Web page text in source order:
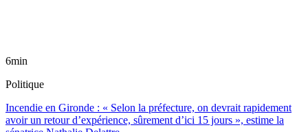
6min
Politique
Incendie en Gironde : « Selon la préfecture, on devrait rapidement
avoir un retour d’expérience, sûrement d’ici 15 jours », estime la